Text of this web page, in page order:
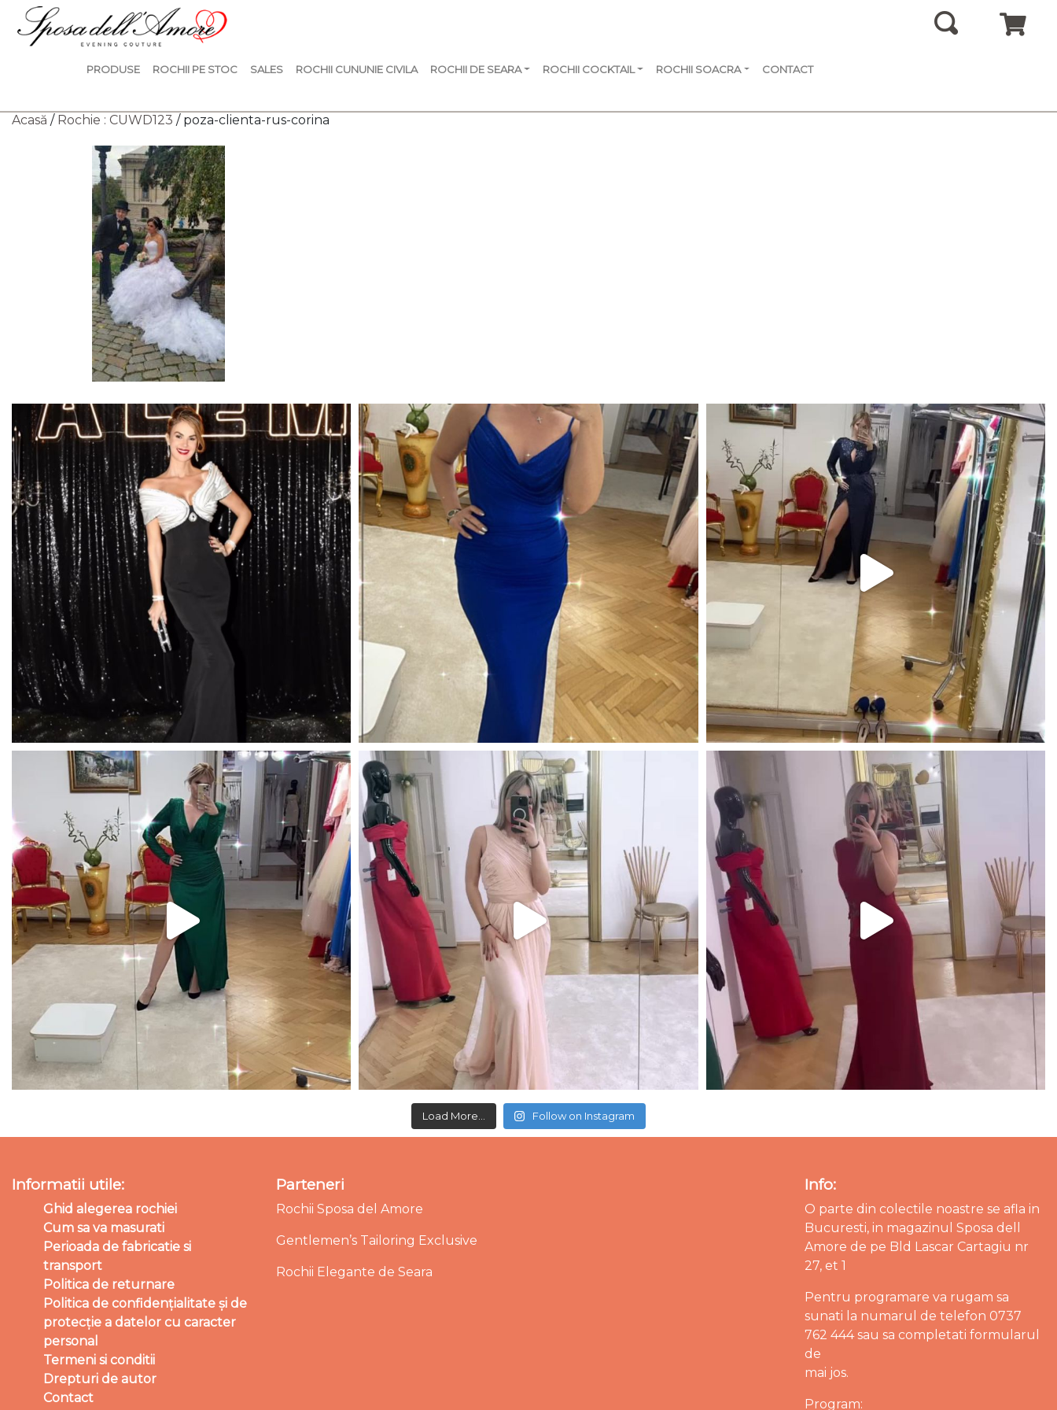
PRODUSE ROCHII PE STOC SALES ROCHII CUNUNIE CIVILA ROCHII DE SEARA ROCHII COCKTAIL ROCHII SOACRA CONTACT
Acasă / Rochie : CUWD123 / poza-clienta-rus-corina
Load More... Follow on Instagram
Informatii utile:
Ghid alegerea rochiei
Cum sa va masurati
Perioada de fabricatie si
transport
Politica de returnare
Politica de confidențialitate și de
protecție a datelor cu caracter
personal
Termeni si conditii
Drepturi de autor
Contact
Parteneri
Rochii Sposa del Amore
Gentlemen’s Tailoring Exclusive
Rochii Elegante de Seara
Info:
O parte din colectile noastre se afla in
Bucuresti, in magazinul Sposa dell
Amore de pe Bld Lascar Cartagiu nr
27, et 1
Pentru programare va rugam sa
sunati la numarul de telefon 0737
762 444 sau sa completati formularul
de
mai jos.
Program: